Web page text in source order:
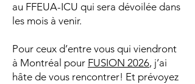
au FFEUA-ICU qui sera dévoilée dans
les mois à venir.
Pour ceux d’entre vous qui viendront
à Montréal pour FUSION 2026, j’ai
hâte de vous rencontrer! Et prévoyez